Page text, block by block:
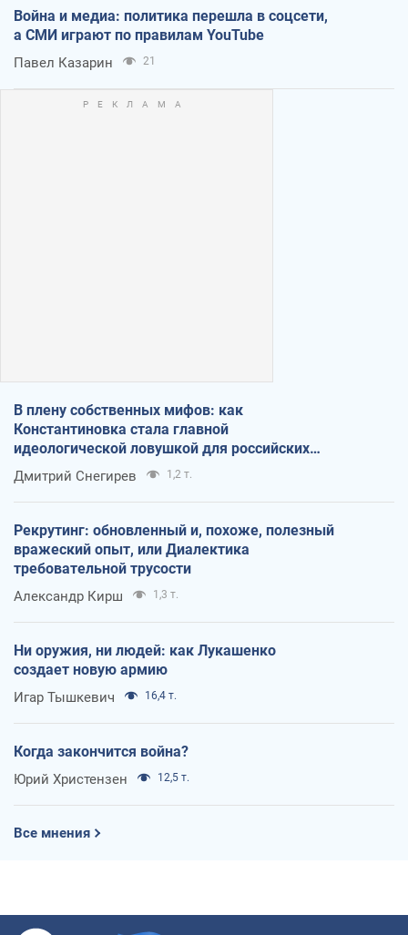
Война и медиа: политика перешла в соцсети,
а СМИ играют по правилам YouTube
Павел Казарин 21
В плену собственных мифов: как
Константиновка стала главной
идеологической ловушкой для российских
оккупантов
Дмитрий Снегирев 1,2 т.
Рекрутинг: обновленный и, похоже, полезный
вражеский опыт, или Диалектика
требовательной трусости
Александр Кирш 1,3 т.
Ни оружия, ни людей: как Лукашенко
создает новую армию
Игар Тышкевич 16,4 т.
Когда закончится война?
Юрий Христензен 12,5 т.
Все мнения